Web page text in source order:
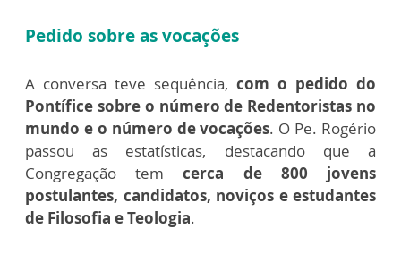
Pedido sobre as vocações
A conversa teve sequência, com o pedido do
Pontífice sobre o número de Redentoristas no
mundo e o número de vocações. O Pe. Rogério
passou as estatísticas, destacando que a
Congregação temcerca de 800 jovens
postulantes, candidatos, noviços e estudantes
de Filosofia e Teologia.